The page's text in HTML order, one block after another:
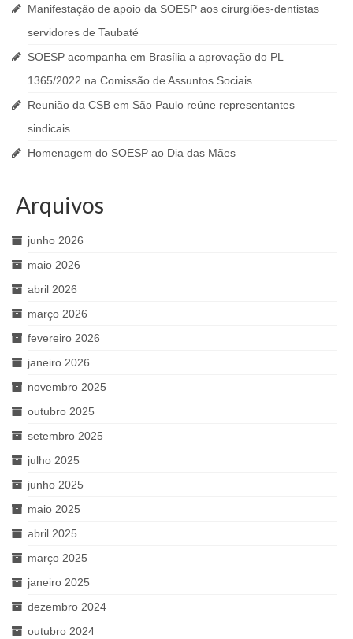
Manifestação de apoio da SOESP aos cirurgiões-dentistas
servidores de Taubaté
SOESP acompanha em Brasília a aprovação do PL
1365/2022 na Comissão de Assuntos Sociais
Reunião da CSB em São Paulo reúne representantes
sindicais
Homenagem do SOESP ao Dia das Mães
Arquivos
junho 2026
maio 2026
abril 2026
março 2026
fevereiro 2026
janeiro 2026
novembro 2025
outubro 2025
setembro 2025
julho 2025
junho 2025
maio 2025
abril 2025
março 2025
janeiro 2025
dezembro 2024
outubro 2024